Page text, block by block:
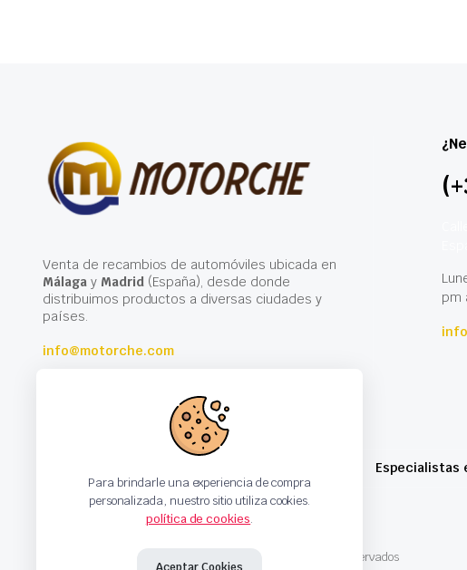
Venta de recambios de automóviles ubicada en
Málagay Madrid(España), desde donde
distribuimos productos a diversas ciudades y
países.
info@motorche.com
pm
Especialistas
Copyright 2024 © Motorche Autoparts. Todos los derechos reservados
Para brindarle una experiencia de compra
personalizada, nuestro sitio utiliza cookies.
política de cookies.